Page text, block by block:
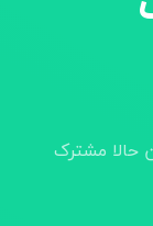
حالا مشترک